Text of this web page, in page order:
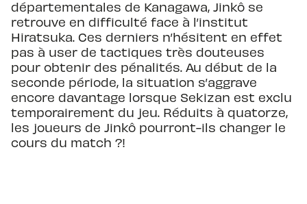
départementales de Kanagawa, Jinkô se
retrouve en difficulté face à l’institut
Hiratsuka. Ces derniers n’hésitent en effet
pas à user de tactiques très douteuses
pour obtenir des pénalités. Au début de la
seconde période, la situation s’aggrave
encore davantage lorsque Sekizan est exclu
temporairement du jeu. Réduits à quatorze,
les joueurs de Jinkô pourront-ils changer le
cours du match ?!